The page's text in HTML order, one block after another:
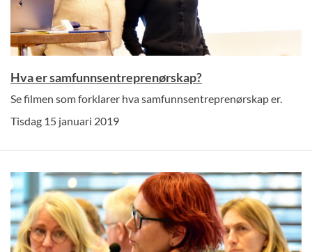
Hva er samfunnsentreprenørskap?
Se filmen som forklarer hva samfunnsentreprenørskap er.
Tisdag 15 januari 2019